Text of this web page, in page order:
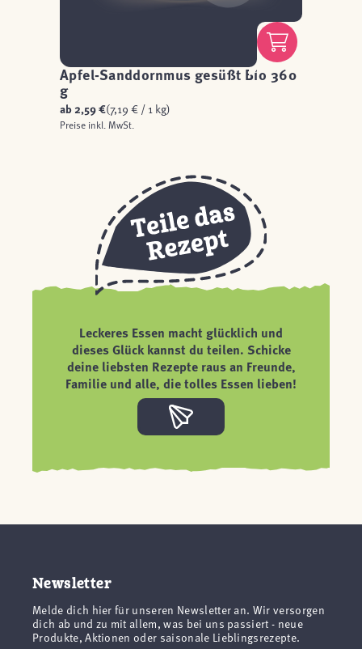
Apfel-Sanddornmus gesüßt Bio 360
g
ab 2,59 €(7,19 € / 1 kg)
Preise inkl. MwSt.
Leckeres Essen macht glücklich und
dieses Glück kannst du teilen. Schicke
deine liebsten Rezepte raus an Freunde,
Familie und alle, die tolles Essen lieben!
Newsletter
Melde dich hier für unseren Newsletter an. Wir versorgen
dich ab und zu mit allem, was bei uns passiert - neue
Produkte, Aktionen oder saisonale Lieblingsrezepte.